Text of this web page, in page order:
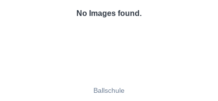
No Images found.
Ballschule